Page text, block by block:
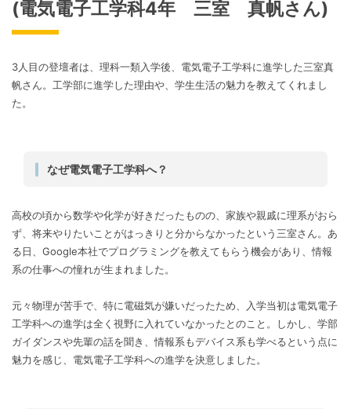
(電気電子工学科4年 三室 真帆さん)
3人目の登壇者は、理科一類入学後、電気電子工学科に進学した三室真
帆さん。工学部に進学した理由や、学生生活の魅力を教えてくれまし
た。
なぜ電気電子工学科へ？
高校の頃から数学や化学が好きだったものの、家族や親戚に理系がおら
ず、将来やりたいことがはっきりと分からなかったという三室さん。あ
る日、Google本社でプログラミングを教えてもらう機会があり、情報
系の仕事への憧れが生まれました。
元々物理が苦手で、特に電磁気が嫌いだったため、入学当初は電気電子
工学科への進学は全く視野に入れていなかったとのこと。しかし、学部
ガイダンスや先輩の話を聞き、情報系もデバイス系も学べるという点に
魅力を感じ、電気電子工学科への進学を決意しました。